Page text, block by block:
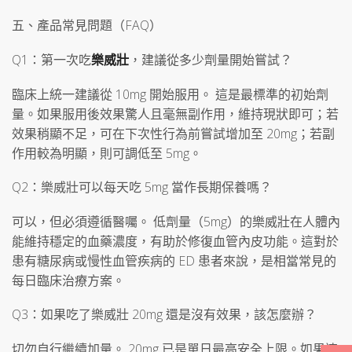
五、產品常見問題（FAQ）
Q1：第一次吃樂威壯 ，建議從多少劑量開始嘗試？
臨床上統一建議從 10mg 開始服用。 這是最標準的初始劑
量。如果服用後效果驚人且毫無副作用，維持現狀即可；若
效果稍顯不足，可在下次性行為前嘗試增加至 20mg；若副
作用較為明顯，則可調低至 5mg。
Q2：樂威壯可以每天吃 5mg 當作長期保養嗎？
可以，但必須遵循醫囑。 低劑量（5mg）的樂威壯在人體內
能維持穩定的血藥濃度，有助於修復血管內皮功能。這對於
患有糖尿病或慢性血管疾病的 ED 患者來說，是相當常見的
每日臨床治療方案。
Q3：如果吃了樂威壯 20mg 還是沒有效果，該怎麼辦？